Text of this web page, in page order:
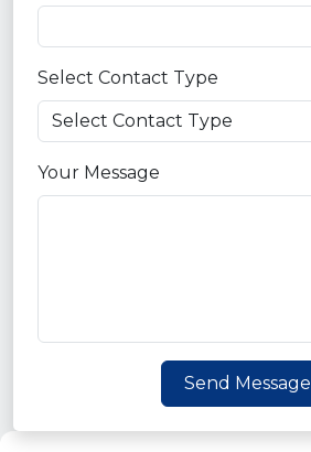
Select Contact Type
Your Message
Send Message